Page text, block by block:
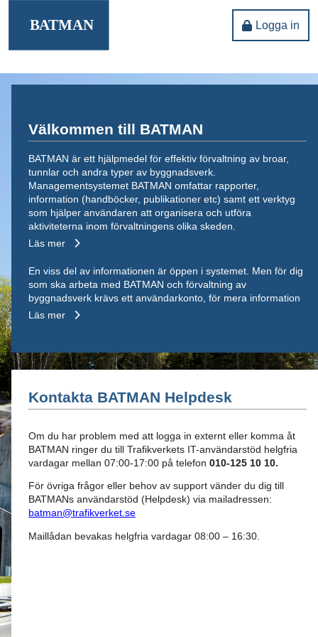
Logga in
Välkommen till BATMAN
BATMAN är ett hjälpmedel för effektiv förvaltning av broar,
tunnlar och andra typer av byggnadsverk.
Managementsystemet BATMAN omfattar rapporter,
information (handböcker, publikationer etc) samt ett verktyg
som hjälper användaren att organisera och utföra
aktiviteterna inom förvaltningens olika skeden.
Läs mer
En viss del av informationen är öppen i systemet. Men för dig
som ska arbeta med BATMAN och förvaltning av
byggnadsverk krävs ett användarkonto, för mera information
Läs mer
Kontakta BATMAN Helpdesk
Om du har problem med att logga in externt eller komma åt
BATMAN ringer du till Trafikverkets IT-användarstöd helgfria
vardagar mellan 07:00-17:00 på telefon 010-125 10 10.
För övriga frågor eller behov av support vänder du dig till
BATMANs användarstöd (Helpdesk) via mailadressen:
batman@trafikverket.se
Maillådan bevakas helgfria vardagar 08:00 – 16:30.